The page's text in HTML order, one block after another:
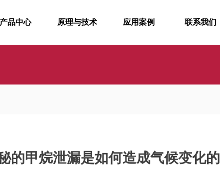
产品中心 原理与技术 应用案例 联系我们
的甲烷泄漏是如何造成气候变化的